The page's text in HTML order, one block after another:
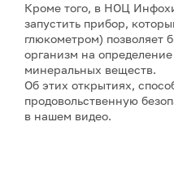
Кроме того, в НОЦ
запустить прибор,
глюкометром) позволяет
организм на
минеральных веществ.
Об этих открытиях,
продовольственную
в нашем видео.